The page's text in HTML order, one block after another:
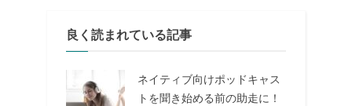
良く読まれている記事
ネイティブ向けポッドキャス
トを聞き始める前の助走に！